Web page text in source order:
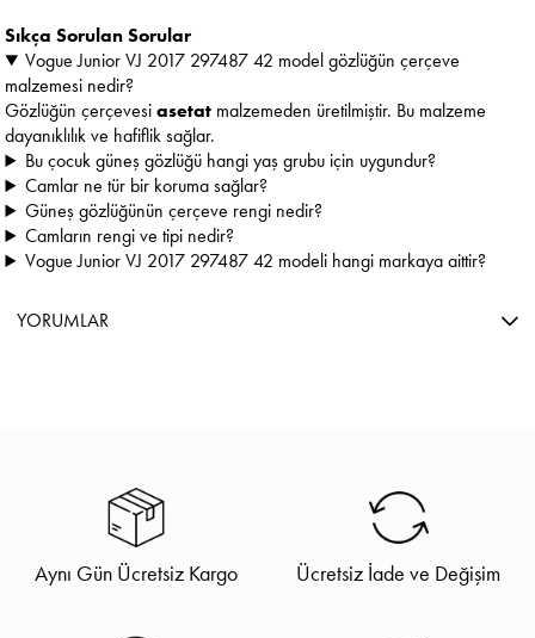
Sıkça Sorulan Sorular
Vogue Junior VJ 2017 297487 42 model gözlüğün çerçeve
malzemesi nedir?
Gözlüğün çerçevesiasetat malzemeden üretilmiştir. Bu malzeme
dayanıklılık ve hafiflik sağlar.
Bu çocuk güneş gözlüğü hangi yaş grubu için uygundur?
Camlar ne tür bir koruma sağlar?
Güneş gözlüğünün çerçeve rengi nedir?
Camların rengi ve tipi nedir?
Vogue Junior VJ 2017 297487 42 modeli hangi markaya aittir?
YORUMLAR
Aynı Gün Ücretsiz Kargo Ücretsiz İade ve Değişim